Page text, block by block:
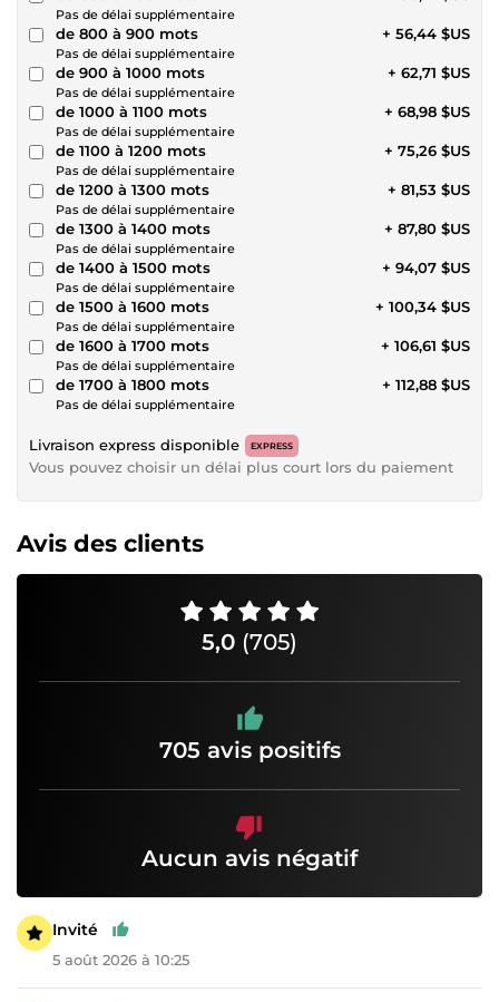
Pas de délai supplémentaire
de 800 à 900 mots
Pas de délai supplémentaire
+ 56,44 $US
de 900 à 1000 mots
Pas de délai supplémentaire
+ 62,71 $US
de 1000 à 1100 mots
Pas de délai supplémentaire
+ 68,98 $US
de 1100 à 1200 mots
Pas de délai supplémentaire
+ 75,26 $US
de 1200 à 1300 mots
Pas de délai supplémentaire
+ 81,53 $US
de 1300 à 1400 mots
Pas de délai supplémentaire
+ 87,80 $US
de 1400 à 1500 mots
Pas de délai supplémentaire
+ 94,07 $US
de 1500 à 1600 mots
Pas de délai supplémentaire
+ 100,34 $US
de 1600 à 1700 mots
Pas de délai supplémentaire
+ 106,61 $US
de 1700 à 1800 mots
Pas de délai supplémentaire
+ 112,88 $US
Livraison express disponible EXPRESS
Vous pouvez choisir un délai plus court lors du paiement
Avis des clients
5,0 (705)
705 avis positifs
Aucun avis négatif
Invité
5 août 2026 à 10:25